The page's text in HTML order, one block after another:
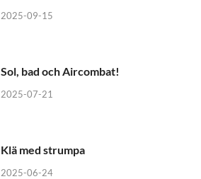
2025-09-15
Sol, bad och Aircombat!
2025-07-21
Klä med strumpa
2025-06-24